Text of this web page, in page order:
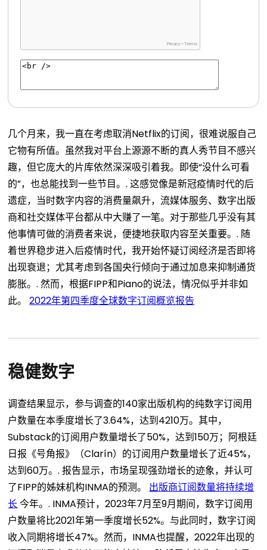
几个月来，我一直在考虑取消Netflix的订阅，很难说服自己
它物有所值。虽然我对平台上源源不断的真人秀节目不感兴
趣，但它庞大的片库依然深深吸引着我。即使“没什么可看
的”，也总能找到一些节目。. 这感觉像是新冠疫情时代的后
遗症，当时数字内容的消费量飙升，流媒体服务、数字出版
商和社交媒体平台都从中大赚了一笔。对于那些几乎没有其
他事情可做的消费者来说，便捷地获取内容至关重要。. 随
着世界稳步进入后疫情时代，我开始怀疑订阅经济是否即将
出现衰退；尤其考虑到各国央行倾向于通过加息来抑制通货
膨胀。. 然而，根据FIPP和Piano的说法，情况似乎并非如
此。2022年第四季度全球数字订阅概览报告
稳健数字
调查结果显示，参与调查的140家出版机构的纯数字订阅用
户数量在本季度增长了3.64%，达到4210万。其中，
Substack的订阅用户数量增长了50%，达到150万；阿根廷
日报《号角报》（Clarín）的订阅用户数量增长了近45%，
达到60万。. 报告显示，市场呈现强劲增长的迹象，并认可
了FIPP的姊妹机构INMA的预测。 出版商订阅数量将持续增
长今年。. INMA预计，2023年7月至9月期间，数字订阅用
户数量将比2021年第一季度增长52%。与此同时，数字订阅
收入同期将增长47%。然而，INMA也提醒，2022年出现的